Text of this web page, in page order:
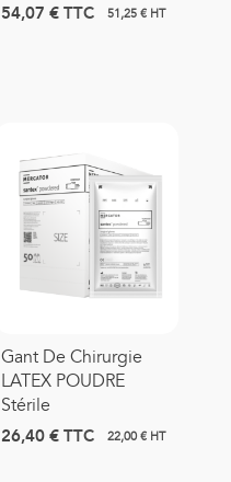
54,07 €TTC 51,25 € HT
Gant De Chirurgie
LATEX POUDRE
Stérile
26,40 €TTC 22,00 € HT